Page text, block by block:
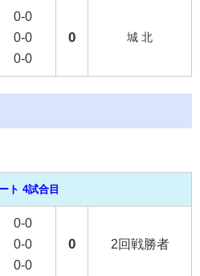
0-0
0-0
0-0
0 城 北
ト 4試合目
0-0
0-0
0-0
0 2回戦勝者